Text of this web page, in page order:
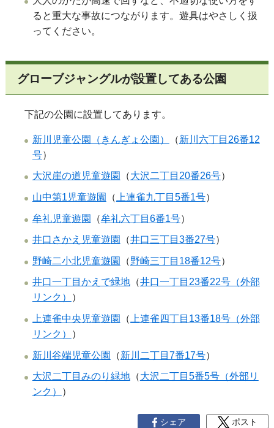
ると重大な事故につながります。遊具はやさしく扱
ってください。
グローブジャングルが設置してある公園
下記の公園に設置してあります。
新川児童公園（きんぎょ公園） （新川六丁目26番12
号）
大沢崖の道児童遊園 （大沢二丁目20番26号）
山中第1児童遊園 （ 上連雀九丁目5番1号）
牟礼児童遊園 （牟礼六丁目6番1号）
井口さかえ児童遊園 （井口三丁目3番27号）
野崎二小北児童遊園 （野崎三丁目18番12号）
井口一丁目かえで緑地（井口一丁目23番22号（外部
リンク）
）
上連雀中央児童遊園 （ 上連雀四丁目13番18号（外部
リンク）
）
新川谷端児童公園 （新川二丁目7番17号）
大沢二丁目みのり緑地（大沢二丁目5番5号（外部リ
ンク）
）
シェア ポスト